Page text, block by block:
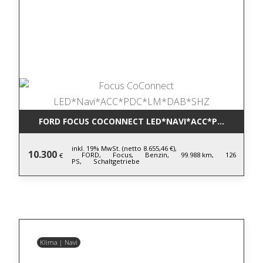
FORD FOCUS COCONNECT
10.300 €
inkl. 19% MwSt. (netto 8.655,46 €),
FORD, Focus, Benzin, 99.988 km, 126
PS, Schaltgetriebe
Klima | Navi